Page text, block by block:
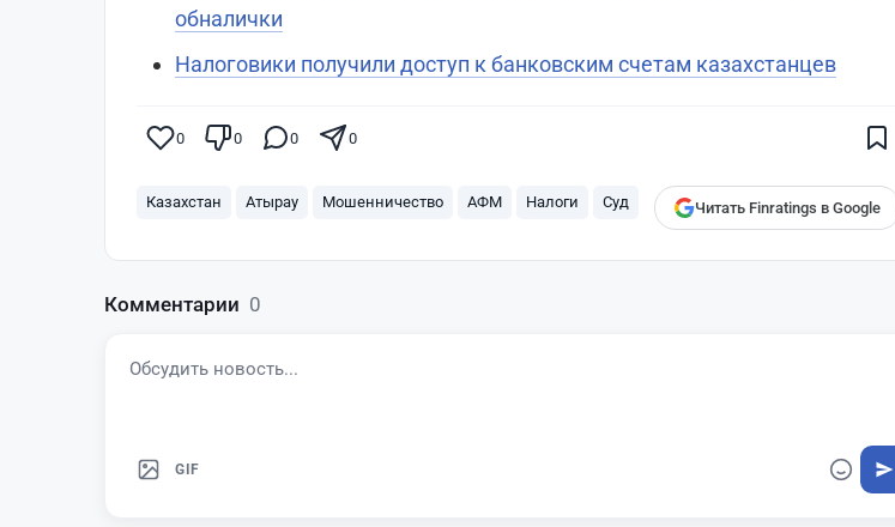
обналички
Налоговики получили доступ к банковским счетам казахстанцев
0 0 0 0
Казахстан Атырау Мошенничество АФМ Налоги Суд Читать Finratings в Google
Finratings.kz— и наши материалы
Комментарии 0
GIF